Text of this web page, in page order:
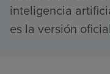
inteligencia
es la versión